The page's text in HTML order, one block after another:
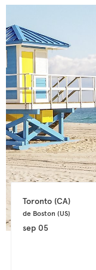
Toronto (CA)
de Boston (US)
sep 05